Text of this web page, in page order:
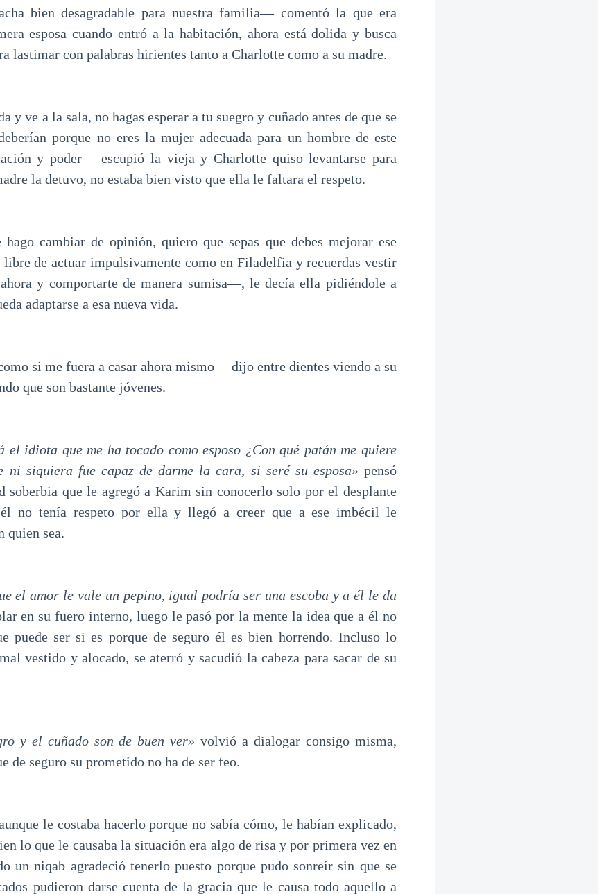
bien desagradable para nuestra familia— comentó la que era
esposa cuando entró a la habitación, ahora está dolida y busca
lastimar con palabras hirientes tanto a Charlotte como a su madre.
y ve a la sala, no hagas esperar a tu suegro y cuñado antes de que se
porque no eres la mujer adecuada para un hombre de este
y poder— escupió la vieja y Charlotte quiso levantarse para
la detuvo, no estaba bien visto que ella le faltara el respeto.
cambiar de opinión, quiero que sepas que debes mejorar ese
libre de actuar impulsivamente como en Filadelfia y recuerdas vestir
y comportarte de manera sumisa—, le decía ella pidiéndole a
adaptarse a esa nueva vida.
si me fuera a casar ahora mismo— dijo entre dientes viendo a su
que son bastante jóvenes.
el idiota que me ha tocado como esposo ¿Con qué patán me quiere
ni siquiera fue capaz de darme la cara, si seré su esposa» pensó
soberbia que le agregó a Karim sin conocerlo solo por el desplante
no tenía respeto por ella y llegó a creer que a ese imbécil le
quien sea.
el amor le vale un pepino, igual podría ser una escoba y a él le da
en su fuero interno, luego le pasó por la mente la idea que a él no
puede ser si es porque de seguro él es bien horrendo. Incluso lo
vestido y alocado, se aterró y sacudió la cabeza para sacar de su
y el cuñado son de buen ver» volvió a dialogar consigo misma,
de seguro su prometido no ha de ser feo.
le costaba hacerlo porque no sabía cómo, le habían explicado,
lo que le causaba la situación era algo de risa y por primera vez en
un niqab agradeció tenerlo puesto porque pudo sonreír sin que se
pudieron darse cuenta de la gracia que le causa todo aquello a